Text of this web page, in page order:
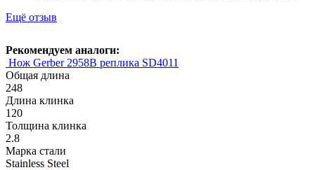
Ещё отзыв
Рекомендуем аналоги:
Нож Gerber 2958B реплика SD4011
Общая длина
248
Длина клинка
120
Толщина клинка
2.8
Марка стали
Stainless Steel